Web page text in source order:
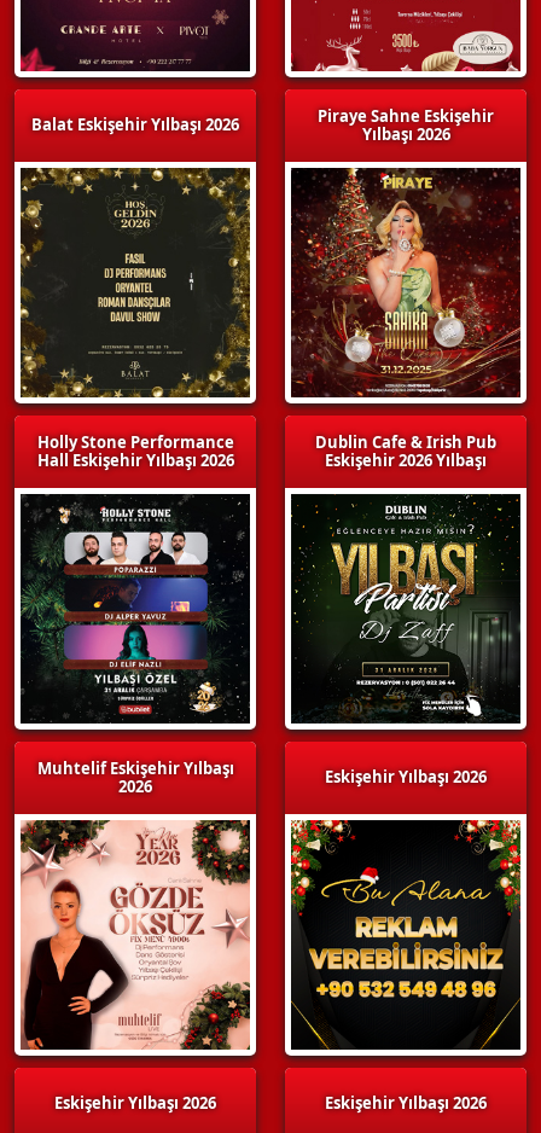
Balat Eskişehir Yılbaşı 2026
Holly Stone Performance
Hall Eskişehir Yılbaşı 2026
Muhtelif Eskişehir Yılbaşı
2026
Eskişehir Yılbaşı 2026
Piraye Sahne Eskişehir
Yılbaşı 2026
Dublin Cafe & Irish Pub
Eskişehir 2026 Yılbaşı
Eskişehir Yılbaşı 2026
Eskişehir Yılbaşı 2026